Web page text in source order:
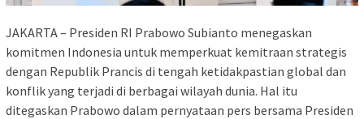
JAKARTA – Presiden RI Prabowo Subianto menegaskan
komitmen Indonesia untuk memperkuat kemitraan strategis
dengan Republik Prancis di tengah ketidakpastian global dan
konflik yang terjadi di berbagai wilayah dunia. Hal itu
ditegaskan Prabowo dalam pernyataan pers bersama Presiden